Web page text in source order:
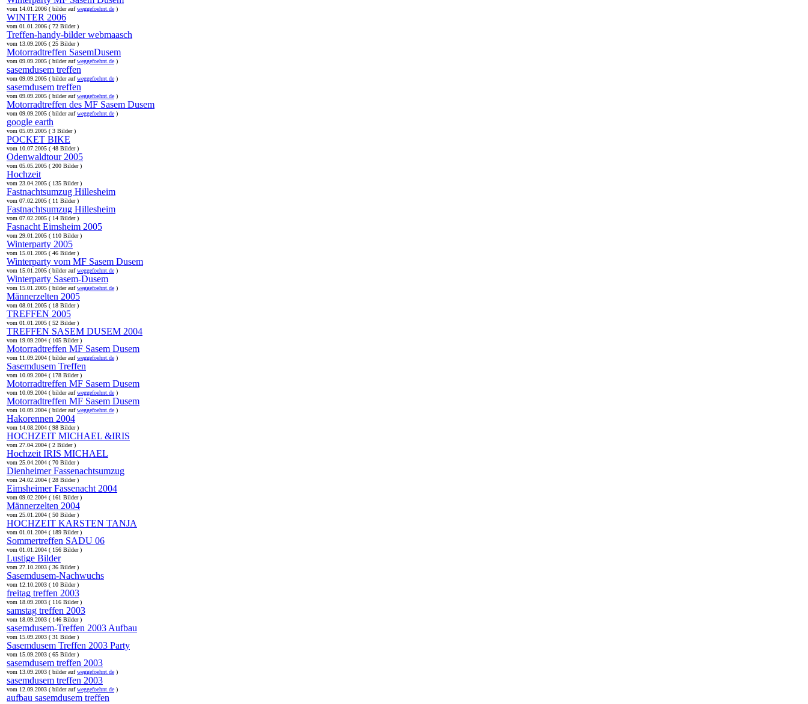
vom 14.01.2006 ( bilder aufweggefoehnt.de )
WINTER 2006
vom 01.01.2006 ( 72 Bilder )
Treffen-handy-bilder webmaasch
vom 13.09.2005 ( 25 Bilder )
Motorradtreffen SasemDusem
vom 09.09.2005 ( bilder aufweggefoehnt.de )
sasemdusem treffen
vom 09.09.2005 ( bilder aufweggefoehnt.de )
sasemdusem treffen
vom 09.09.2005 ( bilder aufweggefoehnt.de )
Motorradtreffen des MF Sasem Dusem
vom 09.09.2005 ( bilder aufweggefoehnt.de )
google earth
vom 05.09.2005 ( 3 Bilder )
POCKET BIKE
vom 10.07.2005 ( 48 Bilder )
Odenwaldtour 2005
vom 05.05.2005 ( 200 Bilder )
Hochzeit
vom 23.04.2005 ( 135 Bilder )
Fastnachtsumzug Hillesheim
vom 07.02.2005 ( 11 Bilder )
Fastnachtsumzug Hillesheim
vom 07.02.2005 ( 14 Bilder )
Fasnacht Eimsheim 2005
vom 29.01.2005 ( 110 Bilder )
Winterparty 2005
vom 15.01.2005 ( 46 Bilder )
Winterparty vom MF Sasem Dusem
vom 15.01.2005 ( bilder aufweggefoehnt.de )
Winterparty Sasem-Dusem
vom 15.01.2005 ( bilder aufweggefoehnt.de )
Männerzelten 2005
vom 08.01.2005 ( 18 Bilder )
TREFFEN 2005
vom 01.01.2005 ( 52 Bilder )
TREFFEN SASEM DUSEM 2004
vom 19.09.2004 ( 105 Bilder )
Motorradtreffen MF Sasem Dusem
vom 11.09.2004 ( bilder aufweggefoehnt.de )
Sasemdusem Treffen
vom 10.09.2004 ( 178 Bilder )
Motorradtreffen MF Sasem Dusem
vom 10.09.2004 ( bilder aufweggefoehnt.de )
Motorradtreffen MF Sasem Dusem
vom 10.09.2004 ( bilder aufweggefoehnt.de )
Hakorennen 2004
vom 14.08.2004 ( 98 Bilder )
HOCHZEIT MICHAEL &IRIS
vom 27.04.2004 ( 2 Bilder )
Hochzeit IRIS MICHAEL
vom 25.04.2004 ( 70 Bilder )
Dienheimer Fassenachtsumzug
vom 24.02.2004 ( 28 Bilder )
Eimsheimer Fassenacht 2004
vom 09.02.2004 ( 161 Bilder )
Männerzelten 2004
vom 25.01.2004 ( 50 Bilder )
HOCHZEIT KARSTEN TANJA
vom 01.01.2004 ( 189 Bilder )
Sommertreffen SADU 06
vom 01.01.2004 ( 156 Bilder )
Lustige Bilder
vom 27.10.2003 ( 36 Bilder )
Sasemdusem-Nachwuchs
vom 12.10.2003 ( 10 Bilder )
freitag treffen 2003
vom 18.09.2003 ( 116 Bilder )
samstag treffen 2003
vom 18.09.2003 ( 146 Bilder )
sasemdusem-Treffen 2003 Aufbau
vom 15.09.2003 ( 31 Bilder )
Sasemdusem Treffen 2003 Party
vom 15.09.2003 ( 65 Bilder )
sasemdusem treffen 2003
vom 13.09.2003 ( bilder aufweggefoehnt.de )
sasemdusem treffen 2003
vom 12.09.2003 ( bilder aufweggefoehnt.de )
aufbau sasemdusem treffen